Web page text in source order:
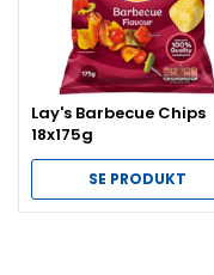
Lay's Barbecue Chips
18x175g
SE PRODUKT